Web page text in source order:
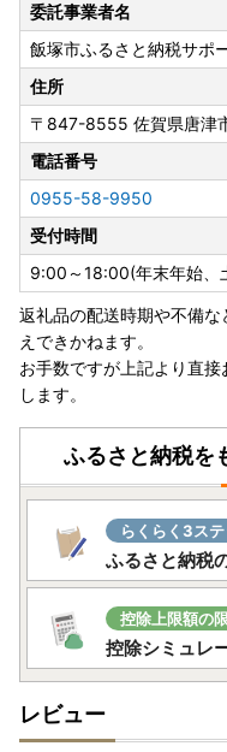
委託事業者名
飯塚市ふるさと納税サポ
住所
〒847-8555 佐賀県唐津
電話番号
0955-58-9950
受付時間
9:00～18:00(年末年始、
返礼品の配送時期や不備
えできかねます。
お手数ですが上記より直
します。
ふるさと納税を
らくらく3ス
ふるさと納税
控除上限額の
控除シミュレ
レビュー